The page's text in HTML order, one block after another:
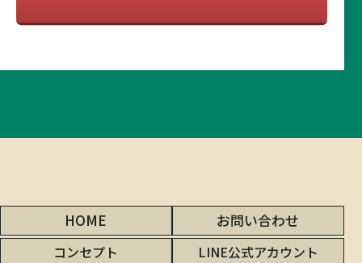
HOME
コンセプト
お問い合わせ
LINE公式アカウント